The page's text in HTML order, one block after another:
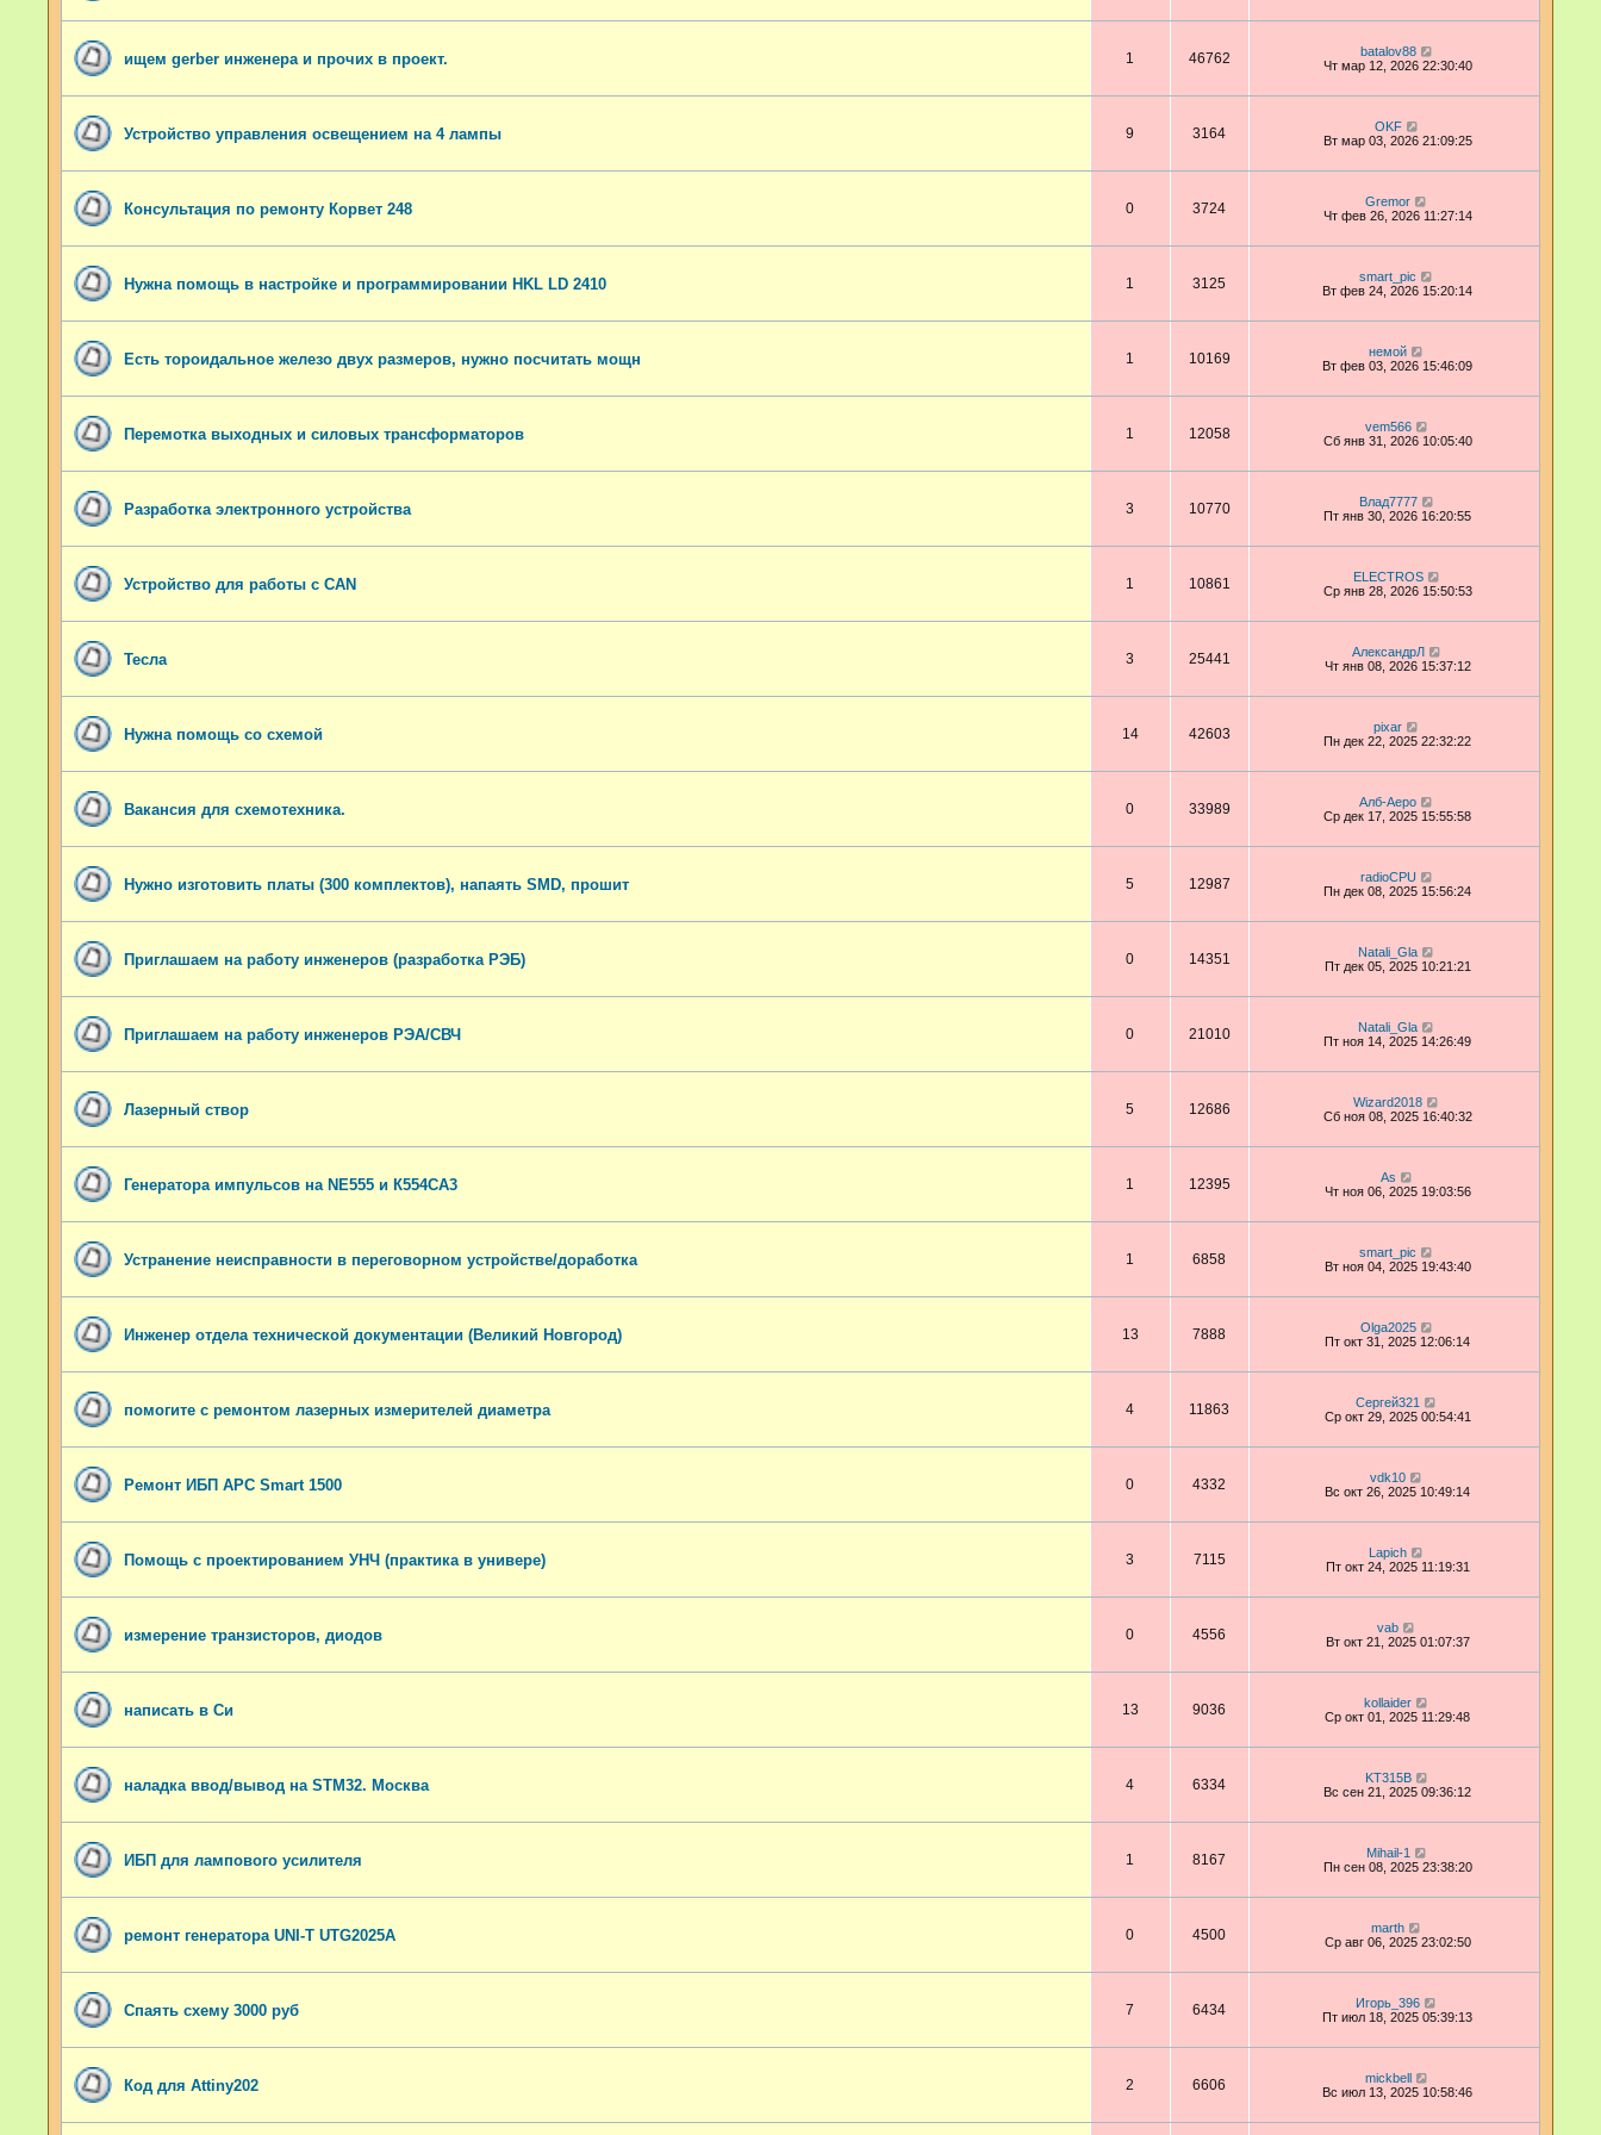
ищем gerber инженера и прочих в проект. 1 46762
batalov88
Чт мар 12, 2026 22:30:40
Устройство управления освещением на 4 лампы 9 3164
OKF
Вт мар 03, 2026 21:09:25
Консультация по ремонту Корвет 248 0 3724
Gremor
Чт фев 26, 2026 11:27:14
Нужна помощь в настройке и программировании HKL LD 2410 1 3125
smart_pic
Вт фев 24, 2026 15:20:14
Есть тороидальное железо двух размеров, нужно посчитать мощн 1 10169
немой
Вт фев 03, 2026 15:46:09
Перемотка выходных и силовых трансформаторов 1 12058
vem566
Сб янв 31, 2026 10:05:40
Разработка электронного устройства 3 10770
Влад7777
Пт янв 30, 2026 16:20:55
Устройство для работы с CAN 1 10861
ELECTROS
Ср янв 28, 2026 15:50:53
Тесла 3 25441
АлександрЛ
Чт янв 08, 2026 15:37:12
Нужна помощь со схемой 14 42603
pixar
Пн дек 22, 2025 22:32:22
Вакансия для схемотехника. 0 33989
Алб-Аеро
Ср дек 17, 2025 15:55:58
Нужно изготовить платы (300 комплектов), напаять SMD, прошит 5 12987
radioCPU
Пн дек 08, 2025 15:56:24
Приглашаем на работу инженеров (разработка РЭБ) 0 14351
Natali_Gla
Пт дек 05, 2025 10:21:21
Приглашаем на работу инженеров РЭА/СВЧ 0 21010
Natali_Gla
Пт ноя 14, 2025 14:26:49
Лазерный створ 5 12686
Wizard2018
Сб ноя 08, 2025 16:40:32
Генератора импульсов на NE555 и К554СА3 1 12395
As
Чт ноя 06, 2025 19:03:56
Устранение неисправности в переговорном устройстве/доработка 1 6858
smart_pic
Вт ноя 04, 2025 19:43:40
Инженер отдела технической документации (Великий Новгород) 13 7888
Olga2025
Пт окт 31, 2025 12:06:14
помогите с ремонтом лазерных измерителей диаметра 4 11863
Сергей321
Ср окт 29, 2025 00:54:41
Ремонт ИБП APC Smart 1500 0 4332
vdk10
Вс окт 26, 2025 10:49:14
Помощь с проектированием УНЧ (практика в универе) 3 7115
Lapich
Пт окт 24, 2025 11:19:31
измерение транзисторов, диодов 0 4556
vab
Вт окт 21, 2025 01:07:37
написать в Си 13 9036
kollaider
Ср окт 01, 2025 11:29:48
наладка ввод/вывод на STM32. Москва 4 6334
KT315B
Вс сен 21, 2025 09:36:12
ИБП для лампового усилителя 1 8167
Mihail-1
Пн сен 08, 2025 23:38:20
ремонт генератора UNI-T UTG2025A 0 4500
marth
Ср авг 06, 2025 23:02:50
Спаять схему 3000 руб 7 6434
Игорь_396
Пт июл 18, 2025 05:39:13
Код для Attiny202 2 6606
mickbell
Вс июл 13, 2025 10:58:46